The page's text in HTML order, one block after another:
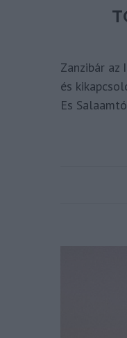
Zanzibár az
és
Es